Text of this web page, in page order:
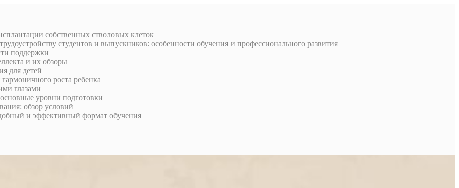
собственных стволовых клеток
студентов и выпускников: особенности обучения и профессионального развития
поддержки
и их обзоры
для детей
роста ребенка
глазами
уровни подготовки
обзор условий
и эффективный формат обучения